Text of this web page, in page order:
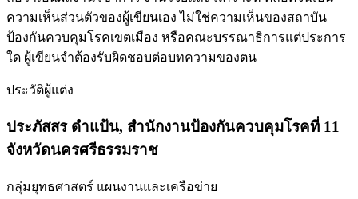
ความเห็นส่วนตัวของผู้เขียนเอง ไม่ใช่ความเห็นของสถาบัน
ป้องกันควบคุมโรคเขตเมือง หรือคณะบรรณาธิการแต่ประการ
ใด ผู้เขียนจำต้องรับผิดชอบต่อบทความของตน
ประวัติผู้แต่ง
ประภัสสร ดำแป้น, สำนักงานป้องกันควบคุมโรคที่ 11
จังหวัดนครศรีธรรมราช
กลุ่มยุทธศาสตร์ แผนงานและเครือข่าย